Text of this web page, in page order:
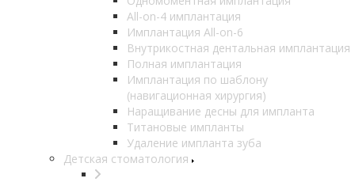
All-on-4 имплантация
Имплантация All-on-6
Внутрикостная дентальная имплантация
Полная имплантация
Имплантация по шаблону
(навигационная хирургия)
Наращивание десны для импланта
Титановые импланты
Удаление импланта зуба
Детская стоматология